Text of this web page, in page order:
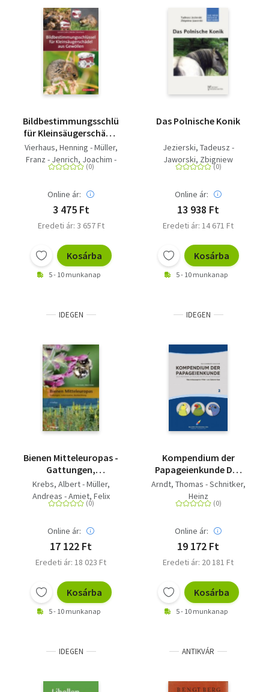
Bildbestimmungsschlüssel
für Kleinsäugerschädel
aus Gewöllen
Vierhaus, Henning - Müller,
Franz - Jenrich, Joachim -
Löhr, Paul-Walter
Online ár:
3 475 Ft
Eredeti ár: 3 657 Ft
Kosárba
5 - 10 munkanap
Das Polnische Konik
Jezierski, Tadeusz -
Jaworski, Zbigniew
Online ár:
13 938 Ft
Eredeti ár: 14 671 Ft
Kosárba
5 - 10 munkanap
IDEGEN
Bienen Mitteleuropas -
Gattungen,
Lebensweise,
Beobachtung
Krebs, Albert - Müller,
Andreas - Amiet, Felix
Online ár:
17 122 Ft
Eredeti ár: 18 023 Ft
Kosárba
5 - 10 munkanap
IDEGEN
Kompendium der
Papageienkunde Das
Standardwerk zur
Taxonomie und
Systematik von
Neuweltpapageien
Mittel- und
Südamerikas
Arndt, Thomas - Schnitker,
Heinz
Online ár:
19 172 Ft
Eredeti ár: 20 181 Ft
Kosárba
5 - 10 munkanap
IDEGEN ANTIKVÁR